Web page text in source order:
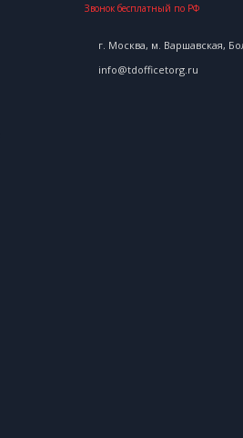
Звонок бесплатный по РФ
г. Москва, м. Варшавская,
info@tdofficetorg.ru